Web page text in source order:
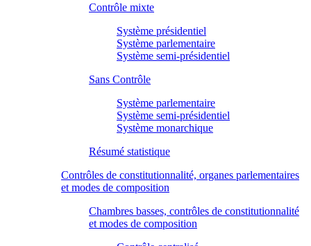
Contrôle mixte
Système présidentiel
Système parlementaire
Système semi-présidentiel
Sans Contrôle
Système parlementaire
Système semi-présidentiel
Système monarchique
Résumé statistique
Contrôles de constitutionnalité, organes parlementaires
et modes de composition
Chambres basses, contrôles de constitutionnalité
et modes de composition